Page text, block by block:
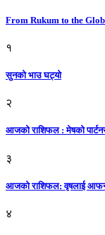
From Rukum to the
१
सुनको भाउ घट्याे
२
आजको राशिफल : मेषको
३
आजकाे राशिफल: वृषलाई
४